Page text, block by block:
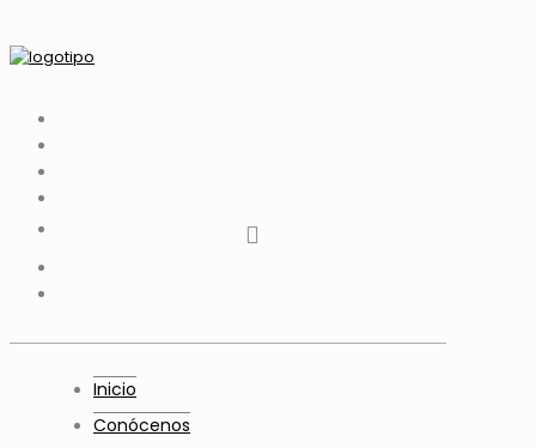
Youtube
Inicio
Conócenos